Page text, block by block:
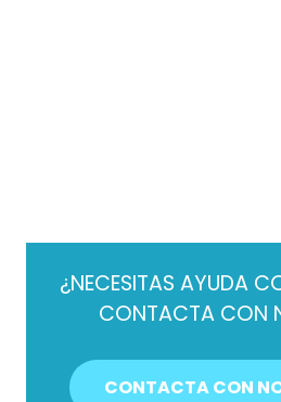
¿NECESITAS AYUDA
CONTACTA CON
CONTACTA CON